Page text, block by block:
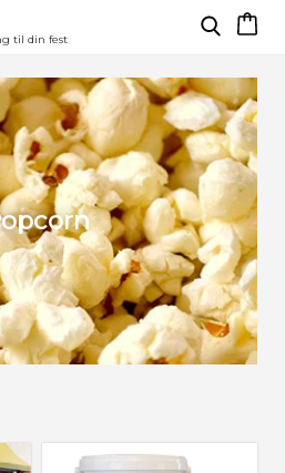
til din fest
×